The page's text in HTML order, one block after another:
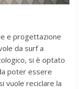
e progettazione
da surf a
si è optato
poter essere
vuole reciclare la